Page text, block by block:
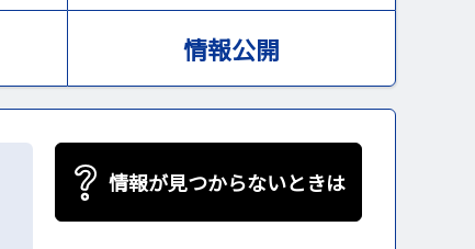
情報公開
情報が見つからないときは